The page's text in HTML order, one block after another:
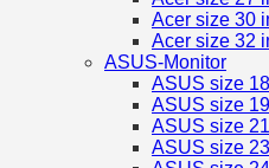
Acer size 30
Acer size 32
ASUS-Monitor
ASUS size
ASUS size
ASUS size
ASUS size